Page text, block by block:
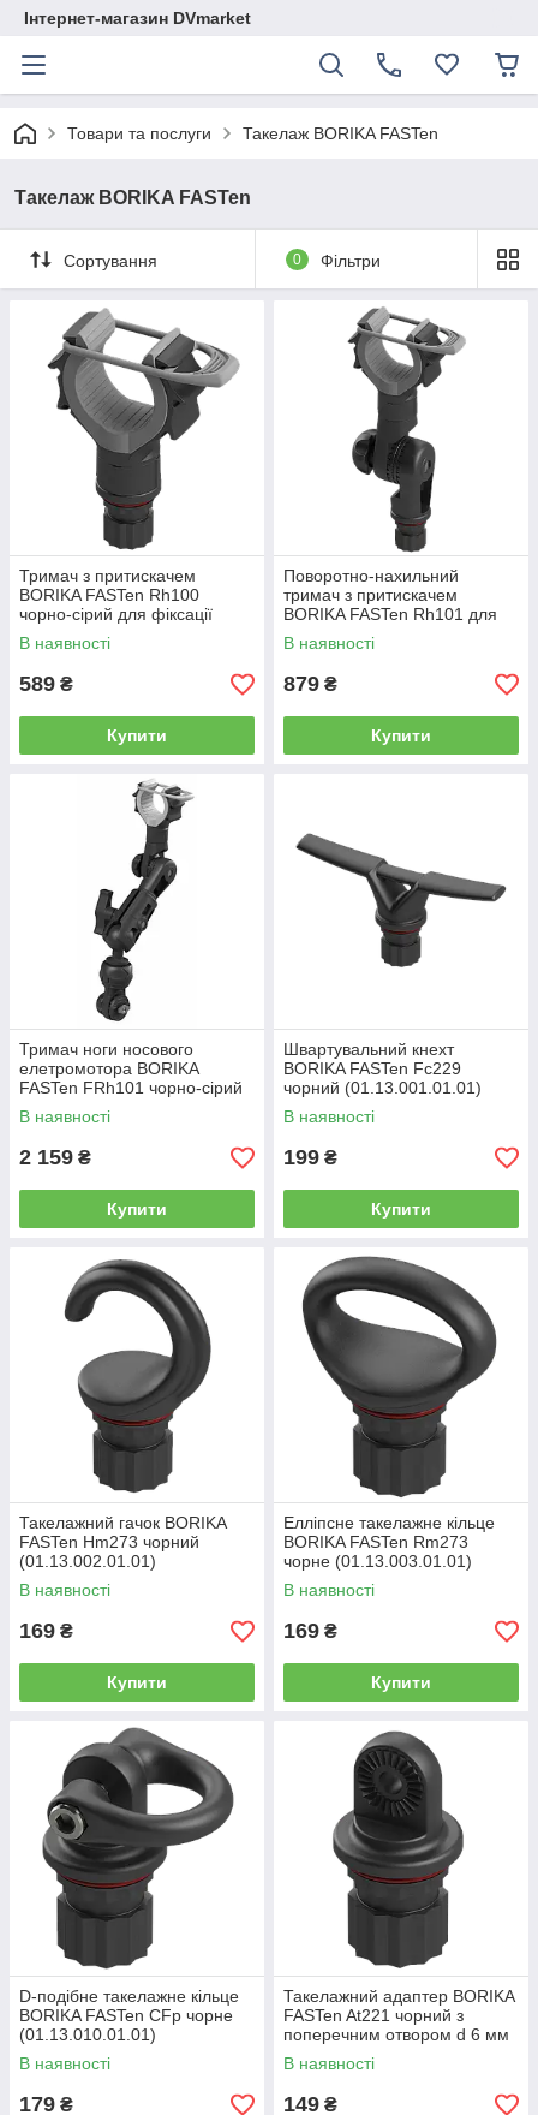
Інтернет-магазин DVmarket
Товари та послуги Такелаж BORIKA FASTen
Такелаж BORIKA FASTen
Сортування 0 Фільтри
Тримач з притискачем
BORIKA FASTen Rh100
чорно-сірий для фіксації
предметів d від 15 до 50 мм
В наявності
589 ₴
Купити
Поворотно-нахильний
тримач з притискачем
BORIKA FASTen Rh101 для
фіксації предметів d від 15 до
50 мм
В наявності
879 ₴
Купити
Тримач ноги носового
елетромотора BORIKA
FASTen FRh101 чорно-сірий
d до 50 мм (01.13.014.01.01)
В наявності
2 159 ₴
Купити
Швартувальний кнехт
BORIKA FASTen Fc229
чорний (01.13.001.01.01)
В наявності
199 ₴
Купити
Такелажний гачок BORIKA
FASTen Hm273 чорний
(01.13.002.01.01)
В наявності
169 ₴
Купити
Елліпсне такелажне кільце
BORIKA FASTen Rm273
чорне (01.13.003.01.01)
В наявності
169 ₴
Купити
D-подібне такелажне кільце
BORIKA FASTen CFp чорне
(01.13.010.01.01)
В наявності
179 ₴
Такелажний адаптер BORIKA
FASTen At221 чорний з
поперечним отвором d 6 мм
(01.13.004.01.01)
В наявності
149 ₴